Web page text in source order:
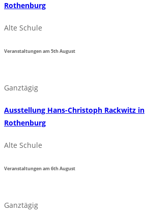
Rothenburg
Alte Schule
Veranstaltungen am5thAugust
Ganztägig
Ausstellung Hans-Christoph Rackwitz in
Rothenburg
Alte Schule
Veranstaltungen am6thAugust
Ganztägig